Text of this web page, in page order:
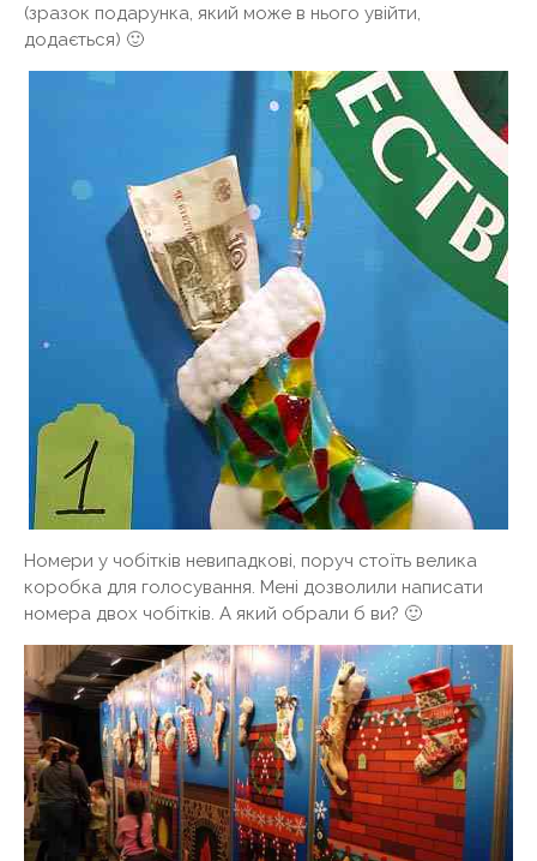
(зразок подарунка, який може в нього увійти,
додається) 🙂
Номери у чобітків невипадкові, поруч стоїть велика
коробка для голосування. Мені дозволили написати
номера двох чобітків. А який обрали б ви? 🙂